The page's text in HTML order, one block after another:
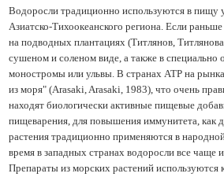
Водоросли традиционно используются в пищу
Азиатско-Тихоокеанского региона. Если
на подводных плантациях (Tитлянов,
сушеном и соленом виде, а также в
моностромы или ульвы. В странах АТР на
из моря" (Arasaki, Arasaki, 1983), что очень
находят биологически активные пищевые
пищеварения, для повышения иммунитета,
растения традиционно применяются в
время в западных странах водоросли все чаще
Препараты из морских растений